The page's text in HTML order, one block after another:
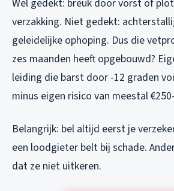
Wel gedekt: breuk door vorst of
verzakking. Niet gedekt:
geleidelijke ophoping. Dus die
zes maanden heeft opgebouwd?
leiding die barst door -12 graden
minus eigen risico van meestal
Belangrijk: bel altijd eerst je
een loodgieter belt bij schade.
dat ze niet uitkeren.